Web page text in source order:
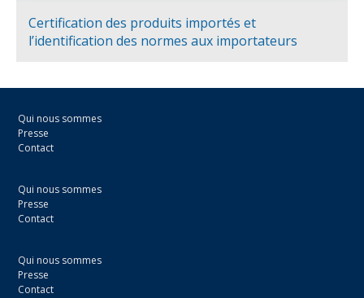
Certification des produits importés et
l’identification des normes aux importateurs
Qui nous sommes
Presse
Contact
Qui nous sommes
Presse
Contact
Qui nous sommes
Presse
Contact